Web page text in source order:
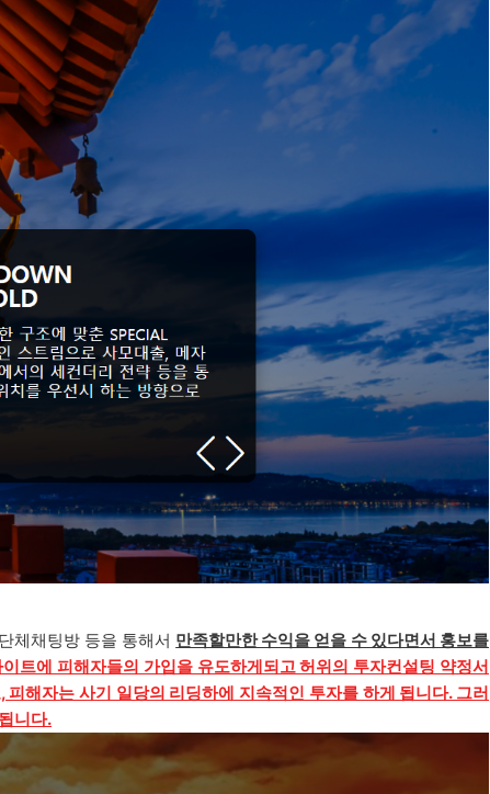
체채팅방 등을 통해서 만족할만한 수익을 얻을 수 있다면서 홍보를
트에 피해자들의 가입을 유도하게되고 허위의 투자컨설팅 약정서
해자는 사기 일당의 리딩하에 지속적인 투자를 하게 됩니다. 그러
니다.